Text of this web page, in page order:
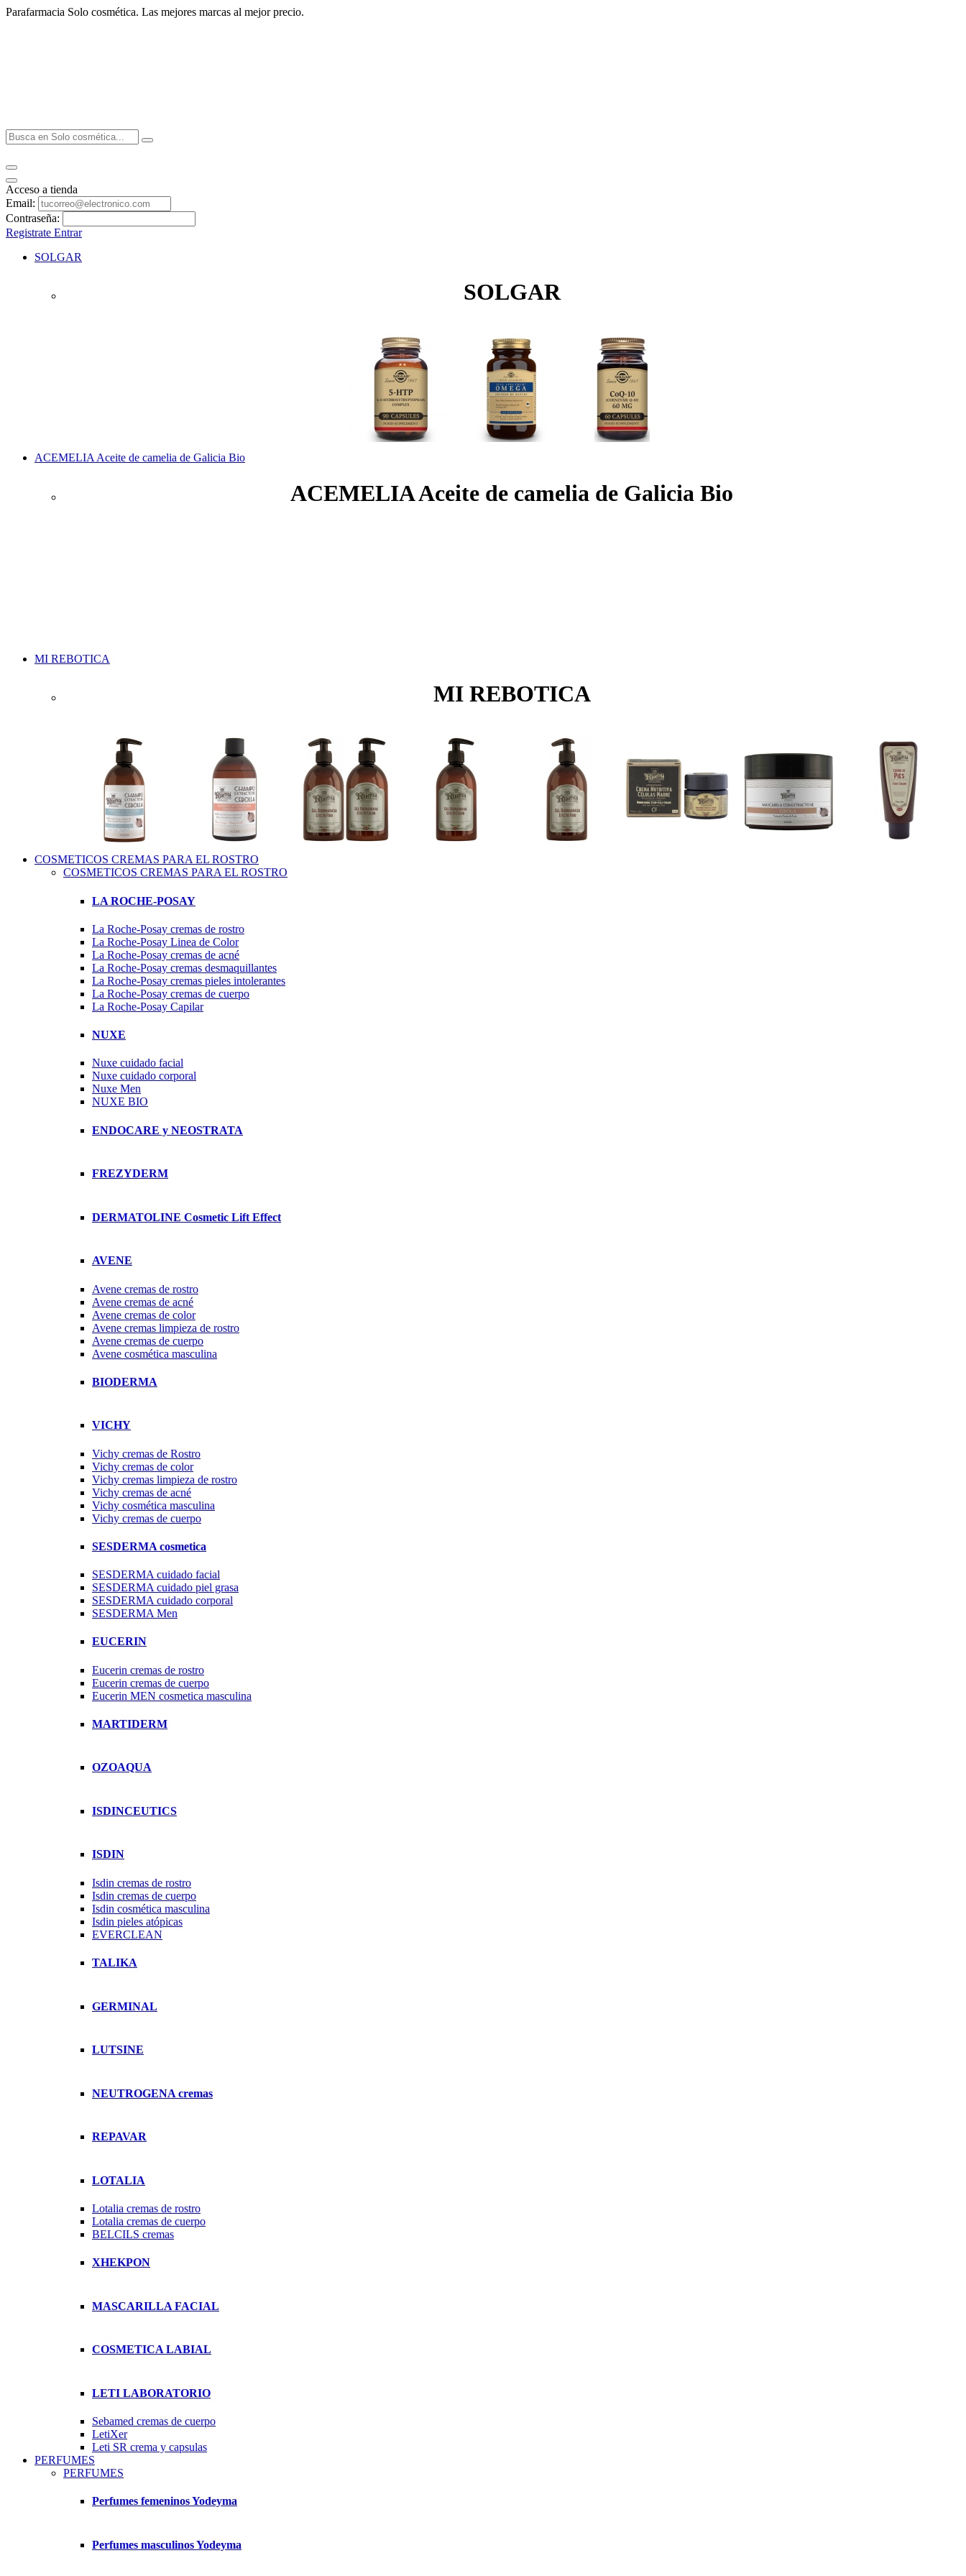
Parafarmacia Solo cosmética. Las mejores marcas al mejor precio.
Acceso a tienda
Email:
Contraseña:
Registrate Entrar
SOLGAR
SOLGAR
ACEMELIA Aceite de camelia de Galicia Bio
ACEMELIA Aceite de camelia de Galicia Bio
MI REBOTICA
MI REBOTICA
COSMETICOS CREMAS PARA EL ROSTRO
COSMETICOS CREMAS PARA EL ROSTRO
LA ROCHE-POSAY
La Roche-Posay cremas de rostro
La Roche-Posay Linea de Color
La Roche-Posay cremas de acné
La Roche-Posay cremas desmaquillantes
La Roche-Posay cremas pieles intolerantes
La Roche-Posay cremas de cuerpo
La Roche-Posay Capilar
NUXE
Nuxe cuidado facial
Nuxe cuidado corporal
Nuxe Men
NUXE BIO
ENDOCARE y NEOSTRATA
FREZYDERM
DERMATOLINE Cosmetic Lift Effect
AVENE
Avene cremas de rostro
Avene cremas de acné
Avene cremas de color
Avene cremas limpieza de rostro
Avene cremas de cuerpo
Avene cosmética masculina
BIODERMA
VICHY
Vichy cremas de Rostro
Vichy cremas de color
Vichy cremas limpieza de rostro
Vichy cremas de acné
Vichy cosmética masculina
Vichy cremas de cuerpo
SESDERMA cosmetica
SESDERMA cuidado facial
SESDERMA cuidado piel grasa
SESDERMA cuidado corporal
SESDERMA Men
EUCERIN
Eucerin cremas de rostro
Eucerin cremas de cuerpo
Eucerin MEN cosmetica masculina
MARTIDERM
OZOAQUA
ISDINCEUTICS
ISDIN
Isdin cremas de rostro
Isdin cremas de cuerpo
Isdin cosmética masculina
Isdin pieles atópicas
EVERCLEAN
TALIKA
GERMINAL
LUTSINE
NEUTROGENA cremas
REPAVAR
LOTALIA
Lotalia cremas de rostro
Lotalia cremas de cuerpo
BELCILS cremas
XHEKPON
MASCARILLA FACIAL
COSMETICA LABIAL
LETI LABORATORIO
Sebamed cremas de cuerpo
LetiXer
Leti SR crema y capsulas
PERFUMES
PERFUMES
Perfumes femeninos Yodeyma
Perfumes masculinos Yodeyma